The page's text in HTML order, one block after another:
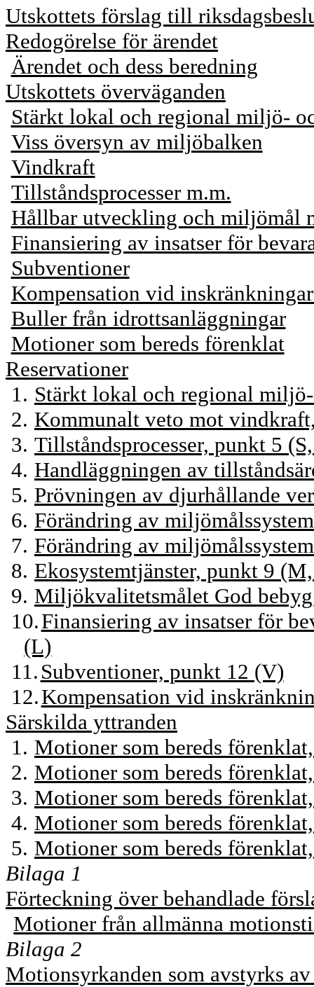
Utskottets förslag till
Redogörelse för ärendet
Ärendet och dess beredning
Utskottets överväganden
Stärkt lokal och regional miljö-
Viss översyn av miljöbalken
Vindkraft
Tillståndsprocesser m.m.
Hållbar utveckling och miljömål
Finansiering av insatser för
Subventioner
Kompensation vid
Buller från idrottsanläggningar
Motioner som bereds förenklat
Reservationer
1. Stärkt lokal och regional
2. Kommunalt veto mot
3. Tillståndsprocesser, punkt 5
4. Handläggningen av
5. Prövningen av djurhållande
6. Förändring av
7. Förändring av
8. Ekosystemtjänster, punkt 9
9. Miljökvalitetsmålet God
10.Finansiering av insatser för
(L)
11. Subventioner, punkt 12 (V)
12.Kompensation vid
Särskilda yttranden
1. Motioner som bereds
2. Motioner som bereds
3. Motioner som bereds
4. Motioner som bereds
5. Motioner som bereds
Bilaga 1
Förteckning över behandlade
Motioner från allmänna
Bilaga 2
Motionsyrkanden som avstyrks